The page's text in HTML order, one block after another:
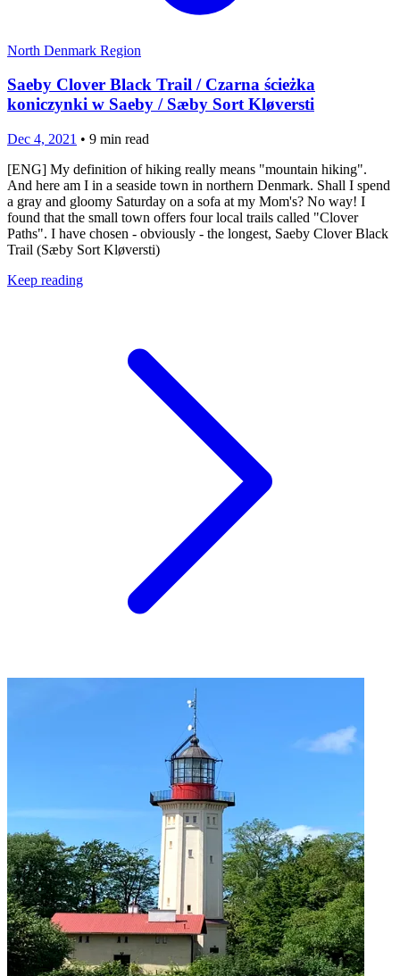
North Denmark Region
Saeby Clover Black Trail / Czarna ścieżka
koniczynki w Saeby / Sæby Sort Kløversti
Dec 4, 2021 • 9 min read
[ENG] My definition of hiking really means "mountain hiking".
And here am I in a seaside town in northern Denmark. Shall I spend
a gray and gloomy Saturday on a sofa at my Mom's? No way! I
found that the small town offers four local trails called "Clover
Paths". I have chosen - obviously - the longest, Saeby Clover Black
Trail (Sæby Sort Kløversti)
Keep reading